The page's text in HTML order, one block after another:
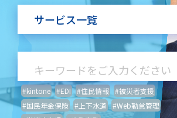
サービス一覧
#kintone #EDI #住民情報 #被災者支援
#国民年金保険 #上下水道
#Web勤怠管理